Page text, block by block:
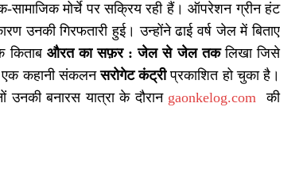
सामाजिक मोर्चे पर सक्रिय रही हैं। ऑपरेशन ग्रीन हंट
गिरफतारी हुई। उन्होंने ढाई वर्ष जेल में बिताए
किताब औरत का सफ़र : जेल से जेल तकलिखा जिसे
एक कहानी संकलनसरोगेट कंट्रीप्रकाशित हो चुका है।
उनकी बनारस यात्रा के दौरान gaonkelog.com की